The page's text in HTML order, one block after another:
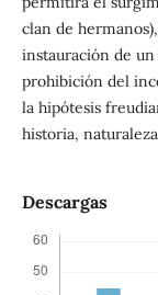
clan de
instauración de
prohibición del
la hipótesis
historia,
Descargas